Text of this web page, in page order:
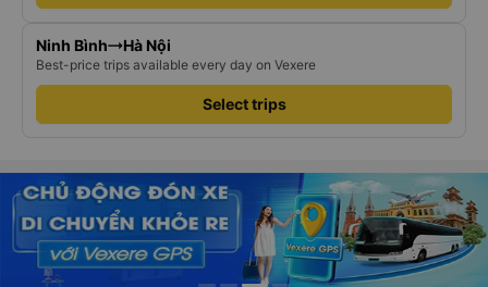
Ninh Bình Hà Nội
Best-price trips available every day on Vexere
Select trips